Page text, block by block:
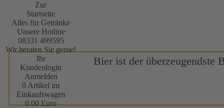
Zur
Startseite
Alles für Getränke
Unsere Hotline
08331 499595
Wir beraten Sie gerne!
Ihr
Kundenlogin
Anmelden
0 Artikel im
Einkaufswagen
0.00 Euro
Bier ist der überzeugendste